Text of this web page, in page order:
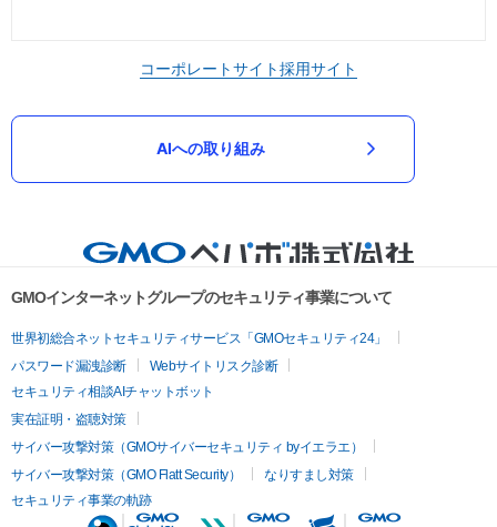
コーポレートサイト採用サイト
AIへの取り組み
GMOインターネットグループのセキュリティ事業について
世界初総合ネットセキュリティサービス「GMOセキュリティ24」
パスワード漏洩診断
Webサイトリスク診断
セキュリティ相談AIチャットボット
実在証明・盗聴対策
サイバー攻撃対策（GMOサイバーセキュリティ byイエラエ）
サイバー攻撃対策（GMO Flatt Security）
なりすまし対策
セキュリティ事業の軌跡